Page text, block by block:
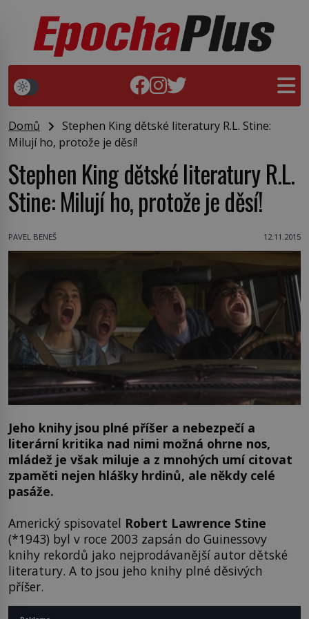
Domů
Stephen King dětské literatury R.L. Stine:
Milují ho, protože je děsí!
Stephen King dětské literatury R.L.
Stine: Milují ho, protože je děsí!
PAVEL BENEŠ 12.11.2015
Jeho knihy jsou plné příšer a nebezpečí a
literární kritika nad nimi možná ohrne nos,
mládež je však miluje a z mnohých umí citovat
zpaměti nejen hlášky hrdinů, ale někdy celé
pasáže.
Americký spisovatel Robert Lawrence Stine
(*1943) byl v roce 2003 zapsán do Guinessovy
knihy rekordů jako nejprodávanější autor dětské
literatury. A to jsou jeho knihy plné děsivých
příšer.